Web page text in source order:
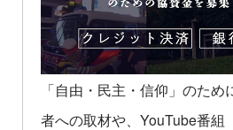
「自由・民主・信仰」のた
者への取材や、YouTube番組